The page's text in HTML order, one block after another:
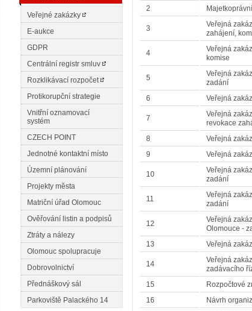
Veřejné zakázky
E-aukce
GDPR
Centrální registr smluv
Rozklikávací rozpočet
Protikorupční strategie
Vnitřní oznamovací
systém
CZECH POINT
Jednotné kontaktní místo
Územní plánování
Projekty města
Matriční úřad Olomouc
Ověřování listin a podpisů
Ztráty a nálezy
Olomouc spolupracuje
Dobrovolnictví
Přednáškový sál
Parkoviště Palackého 14
2
3
Veřejná
zahájení,
4
Veřejná
komise
5
Veřejná
zadání
6
Veřejná
7
Veřejná
revokace
8
Veřejná
9
Veřejná
10
Veřejná
zadání
11
Veřejná
zadání
12
Veřejná
Olomouce -
13
Veřejná
14
Veřejná
zadávacího
15
Rozpočtové
16
Návrh